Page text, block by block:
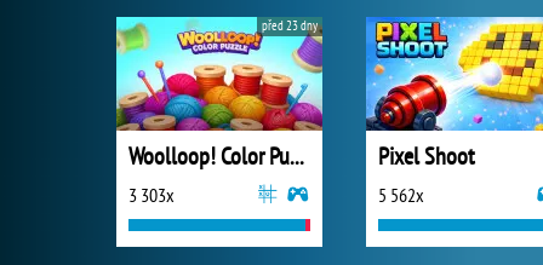
Woolloop! Color Puzzle
3 303x
před 23 dny
Pixel Shoot
5 562x